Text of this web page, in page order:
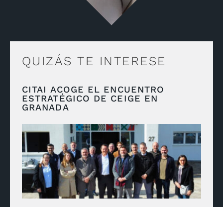
QUIZÁS TE INTERESE
CITAI ACOGE EL ENCUENTRO
ESTRATÉGICO DE CEIGE EN
GRANADA